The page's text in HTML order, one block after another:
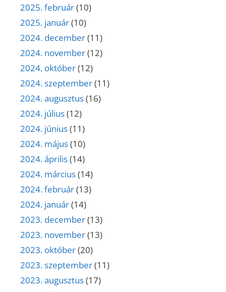
2025. február(10)
2025. január(10)
2024. december(11)
2024. november(12)
2024. október(12)
2024. szeptember(11)
2024. augusztus(16)
2024. július(12)
2024. június(11)
2024. május(10)
2024. április(14)
2024. március(14)
2024. február(13)
2024. január(14)
2023. december(13)
2023. november(13)
2023. október(20)
2023. szeptember(11)
2023. augusztus(17)